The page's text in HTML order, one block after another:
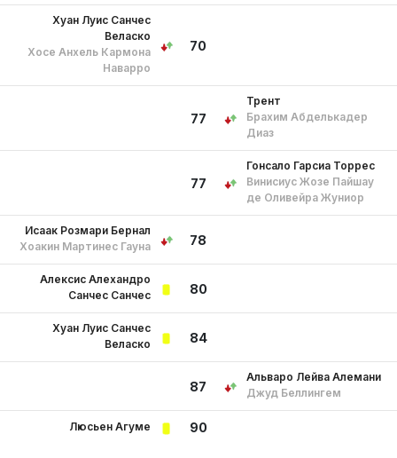
70
Хуан Луис Санчес
Веласко
Хосе Анхель Кармона
Наварро
77
Трент
Брахим Абделькадер
Диаз
77
Гонсало Гарсиа Торрес
Винисиус Жозе Пайшау
де Оливейра Жуниор
78
Исаак Розмари Бернал
Хоакин Мартинес Гауна
80
Алексис Алехандро
Санчес Санчес
84
Хуан Луис Санчес
Веласко
87
Альваро Лейва Алемани
Джуд Беллингем
90
Люсьен Агуме